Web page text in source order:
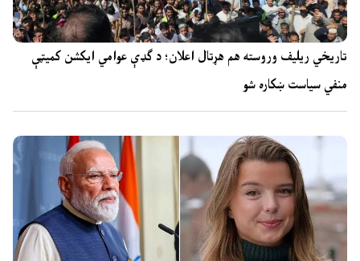
تاریخي ریلیف وروسته هم هړتال اعلان؛ د ګډې عوامي ایکشن کمیټې
منفي سیاست ښکاره شو